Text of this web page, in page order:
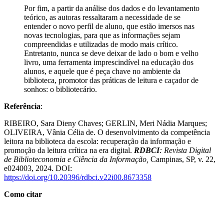
Por fim, a partir da análise dos dados e do levantamento
teórico, as autoras ressaltaram a necessidade de se
entender o novo perfil de aluno, que estão imersos nas
novas tecnologias, para que as informações sejam
compreendidas e utilizadas de modo mais crítico.
Entretanto, nunca se deve deixar de lado o bom e velho
livro, uma ferramenta imprescindível na educação dos
alunos, e aquele que é peça chave no ambiente da
biblioteca, promotor das práticas de leitura e caçador de
sonhos: o bibliotecário.
Referência:
RIBEIRO, Sara Dieny Chaves; GERLIN, Meri Nádia Marques;
OLIVEIRA, Vânia Célia de. O desenvolvimento da competência
leitora na biblioteca da escola: recuperação da informação e
promoção da leitura crítica na era digital. RDBCI: Revista Digital
de Biblioteconomia e Ciência da Informação, Campinas, SP, v. 22,
e024003, 2024. DOI:
https://doi.org/10.20396/rdbci.v22i00.8673358
Como citar